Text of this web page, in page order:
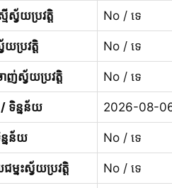
វ័យប្រវត្តិ No / ទេ
ប្រវត្តិ No / ទេ
ស្វ័យប្រវត្តិ No / ទេ
ទិន្នន័យ 2026-08-
នន័យ No / ទេ
ះស្វ័យប្រវត្តិ No / ទេ